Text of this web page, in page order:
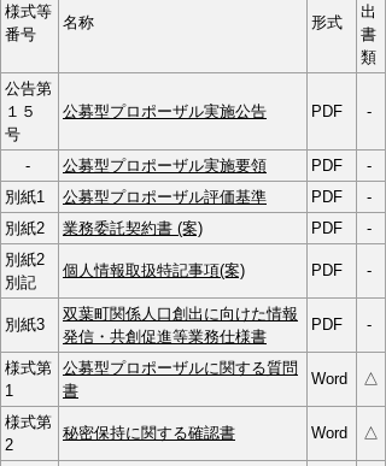
様式等
番号
名称 形式
出
書
類
公告第
１５
号
公募型プロポーザル実施公告 PDF -
- 公募型プロポーザル実施要領 PDF
-
別紙1
公募型プロポーザル評価基準 PDF
-
別紙2
業務委託契約書 (案) PDF
-
別紙2
別記
個人情報取扱特記事項(案) PDF -
別紙3
双葉町関係人口創出に向けた情報
発信・共創促進等業務仕様書
PDF -
様式第
1
公募型プロポーザルに関する質問
書
Word △
様式第
2
秘密保持に関する確認書 Word △